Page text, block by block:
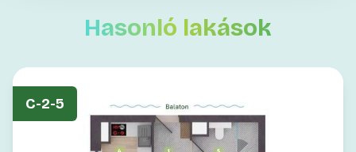
Hasonló lakások
C-2-5